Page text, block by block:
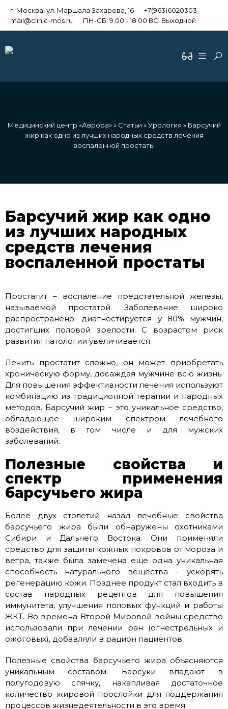
г. Москва, ул. Маршала Захарова, 16
+7(963)6020303
mail@clinic-mos.ru
ПН-СБ: 9.00 - 18.00 ВС: Выходной
Медицинский центр «Аврора»» Статьи »Урология » Барсучий
жир как одно из лучших народных средств лечения
воспаленной простаты
Барсучий жир как одно
из лучших народных
средств лечения
воспаленной простаты
Простатит – воспаление предстательной железы,
называемой простатой. Заболевание широко
распространено: диагностируется у 80% мужчин,
достигших половой зрелости. С возрастом риск
развития патологии увеличивается.
Лечить простатит сложно, он может приобретать
хроническую форму, досаждая мужчине всю жизнь.
Для повышения эффективности лечения используют
комбинацию из традиционной терапии и народных
методов. Барсучий жир – это уникальное средство,
обладающее широким спектром лечебного
воздействия, в том числе и для мужских
заболеваний.
Полезные свойства и
спектр применения
барсучьего жира
Более двух столетий назад лечебные свойства
барсучьего жира были обнаружены охотниками
Сибири и Дальнего Востока. Они применяли
средство для защиты кожных покровов от мороза и
ветра, также была замечена еще одна уникальная
способность натурального вещества – ускорять
регенерацию кожи. Позднее продукт стал входить в
состав народных рецептов для повышения
иммунитета, улучшения половых функций и работы
ЖКТ. Во времена Второй Мировой войны средство
использовали при лечении ран (огнестрельных и
ожоговых), добавляли в рацион пациентов.
Полезные свойства барсучьего жира объясняются
уникальным составом. Барсуки впадают в
полугодовую спячку, накапливая достаточное
количество жировой прослойки для поддержания
процессов жизнедеятельности в это время.